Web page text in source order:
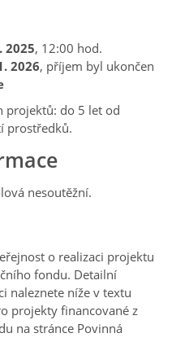
2025, 12:00 hod.
2026, příjem byl ukončen
projektů: do 5 let od
prostředků.
nesoutěžní.
o realizaci projektu
fondu. Detailní
naleznete níže v textu
projekty financované z
na stránce Povinná